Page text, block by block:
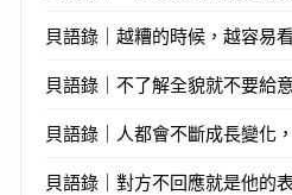
貝語錄｜越糟的時候，越容易
貝語錄｜不了解全貌就不要給
貝語錄｜人都會不斷成長變化
貝語錄｜對方不回應就是他的